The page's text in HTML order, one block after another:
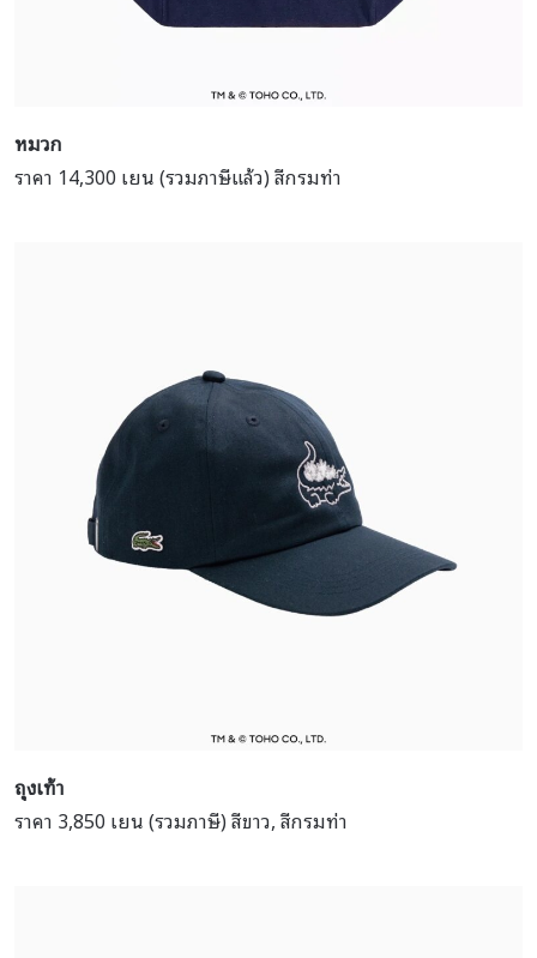
หมวก
ราคา 14,300 เยน (รวมภาษีแล้ว) สีกรมท่า
ถุงเท้า
ราคา 3,850 เยน (รวมภาษี) สีขาว, สีกรมท่า